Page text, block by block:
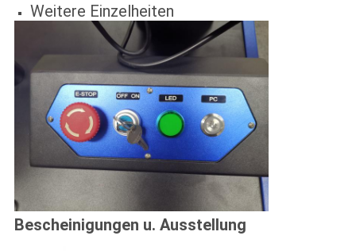
Weitere Einzelheiten
Bescheinigungen u. Ausstellung